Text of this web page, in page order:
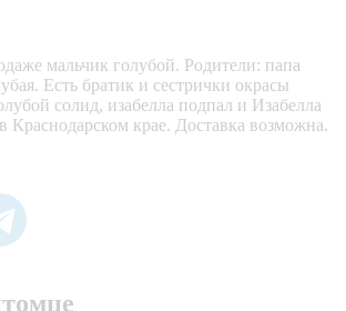
мальчик голубой. Родители: папа
Есть братик и сестрички окрасы
солид, изабелла подпал и Изабелла
Краснодарском крае. Доставка возможна.